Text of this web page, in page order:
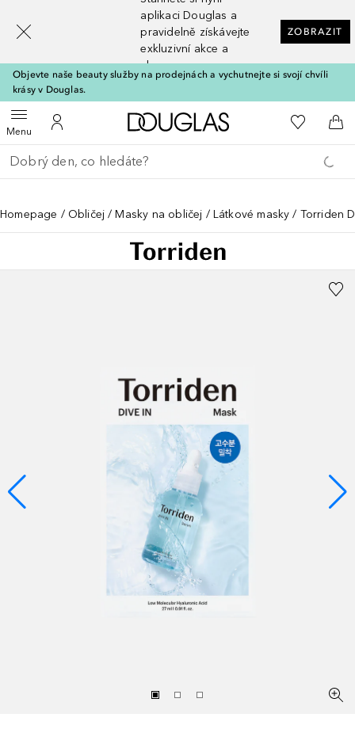
aplikaci Douglas a
pravidelně získávejte
exkluzivní akce a
slevy
ZOBRAZIT
Objevte naše beauty služby na prodejnách a vychutnejte si svojí chvíli
krásy v Douglas.
MenuOtevřít menuK mému účtu
Domů K mému
Do
Vraťte se
Proveďte vyhledávání
Homepage Obličej Masky na obličej Látkové masky Torriden
[navigation.slideout.screenreader]